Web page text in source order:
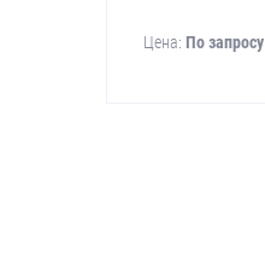
Цена: По запросу